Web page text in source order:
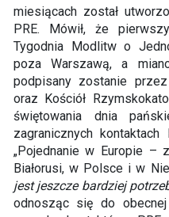
miesiącach został
PRE. Mówił, że
Tygodnia Modlitw o
poza Warszawą, a
podpisany zostanie
oraz Kościół
świętowania dnia
zagranicznych
„Pojednanie w Europie –
Białorusi, w Polsce i w
jest jeszcze bardziej
odnosząc się do obecnej